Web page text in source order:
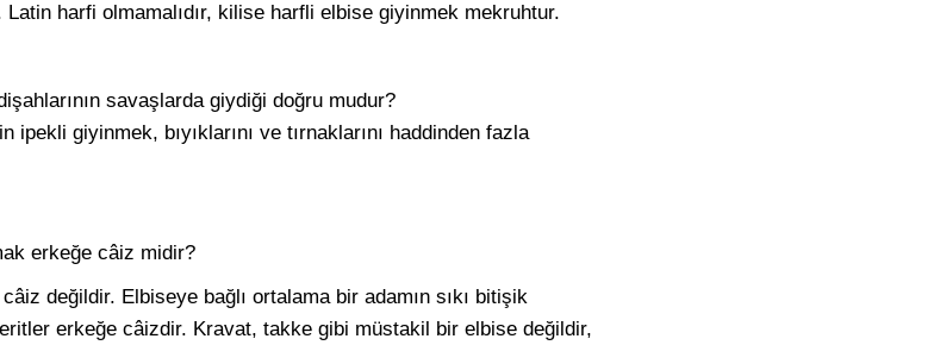
harfi olmamalıdır, kilise harfli elbise giyinmek mekruhtur.
savaşlarda giydiği doğru mudur?
giyinmek, bıyıklarını ve tırnaklarını haddinden fazla
erkeğe câiz midir?
değildir. Elbiseye bağlı ortalama bir adamın sıkı bitişik
erkeğe câizdir. Kravat, takke gibi müstakil bir elbise değildir,